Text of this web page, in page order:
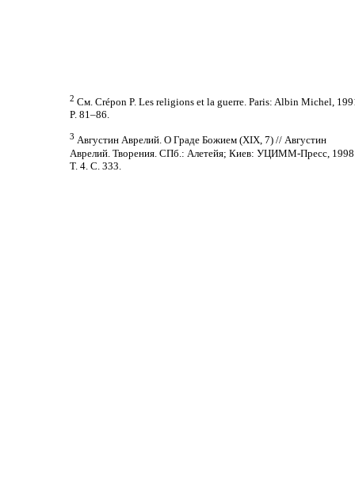
2 См. Crépon P. Les religions et la guerre. Paris: Albin Michel,
P. 81–86.
3 Августин Аврелий. О Граде Божием (XIX, 7) // Августин
Аврелий. Творения. СПб.: Алетейя; Киев: УЦИММ-Пресс,
Т. 4. С. 333.